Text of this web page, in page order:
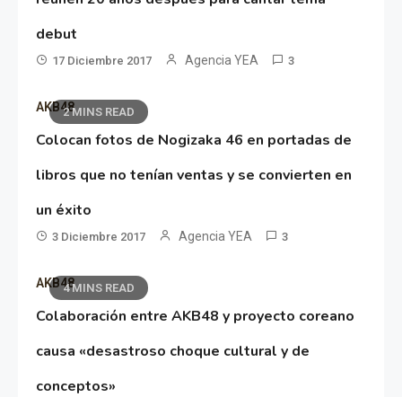
debut
17 Diciembre 2017 Agencia YEA 3
2 MINS READ
AKB48
Colocan fotos de Nogizaka 46 en portadas de
libros que no tenían ventas y se convierten en
un éxito
3 Diciembre 2017 Agencia YEA 3
4 MINS READ
AKB48
Colaboración entre AKB48 y proyecto coreano
causa «desastroso choque cultural y de
conceptos»